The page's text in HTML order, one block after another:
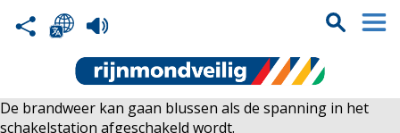
De brandweer kan gaan blussen als de spanning in het
schakelstation afgeschakeld wordt.